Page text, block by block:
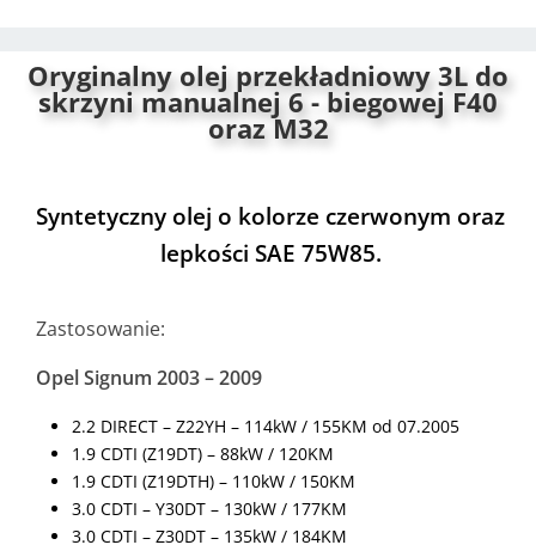
Oryginalny olej przekładniowy 3L do
skrzyni manualnej 6 - biegowej F40
oraz M32
Syntetyczny olej o kolorze czerwonym oraz
lepkości SAE 75W85.
Zastosowanie:
Opel Signum 2003 – 2009
2.2 DIRECT – Z22YH – 114kW / 155KM od 07.2005
1.9 CDTI (Z19DT) – 88kW / 120KM
1.9 CDTI (Z19DTH) – 110kW / 150KM
3.0 CDTI – Y30DT – 130kW / 177KM
3.0 CDTI – Z30DT – 135kW / 184KM